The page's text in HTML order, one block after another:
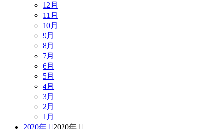
12月
11月
10月
9月
8月
7月
6月
5月
4月
3月
2月
1月
2020年
2020年